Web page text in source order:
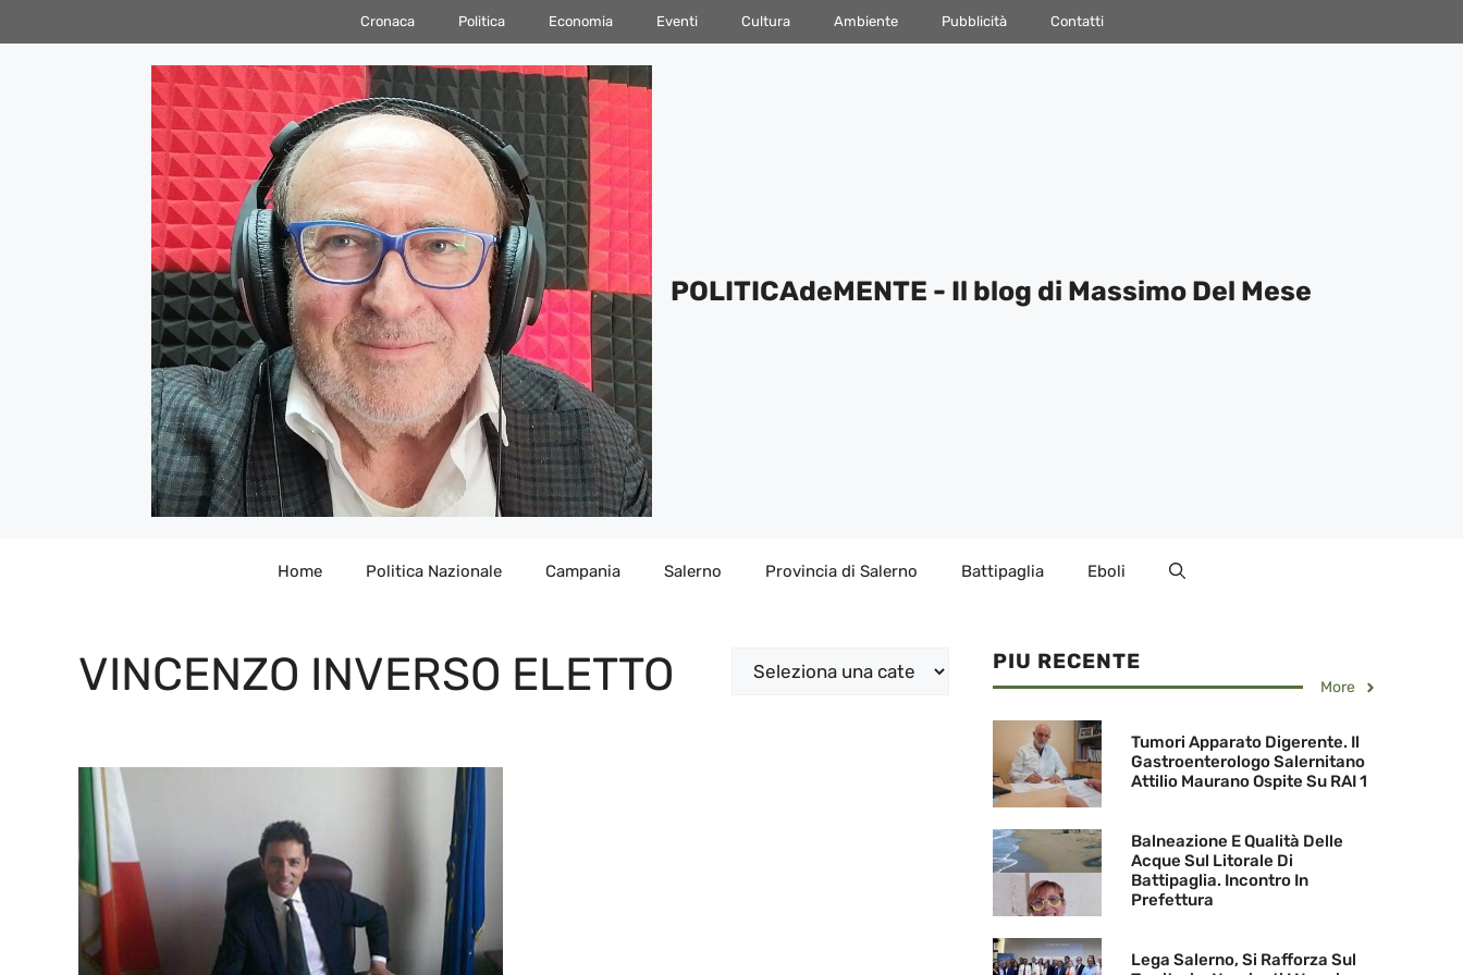
al
Cronaca Politica Economia Eventi Cultura Ambiente Pubblicità Contatti
POLITICAdeMENTE - Il blog di Massimo Del Mese
Home Politica Nazionale Campania Salerno Provincia di Salerno Battipaglia Eboli
VINCENZO INVERSO ELETTO Categorie PIU RECENTE
More
Tumori Apparato Digerente. Il
Gastroenterologo Salernitano
Attilio Maurano Ospite Su RAI 1
Balneazione E Qualità Delle
Acque Sul Litorale Di
Battipaglia. Incontro In
Prefettura
Lega Salerno, Si Rafforza Sul